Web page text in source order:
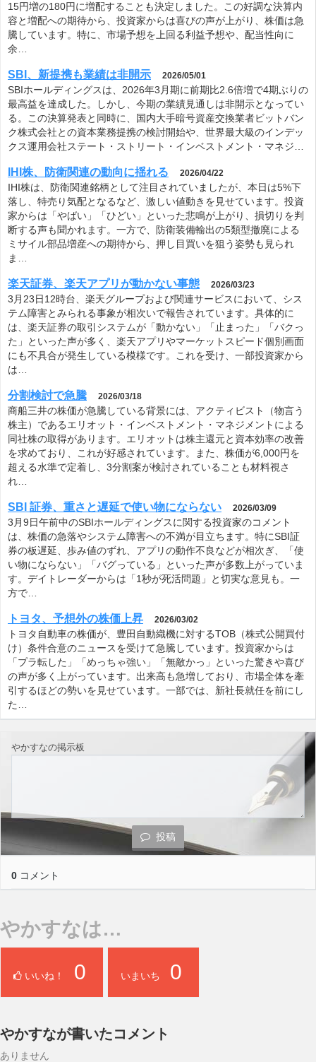
15円増の180円に増配することも決定しました。この好調な決算内
容と増配への期待から、投資家からは喜びの声が上がり、株価は急
騰しています。特に、市場予想を上回る利益予想や、配当性向に
余…
SBI、新提携も業績は非開示 2026/05/01
SBIホールディングスは、2026年3月期に前期比2.6倍増で4期ぶりの
最高益を達成した。しかし、今期の業績見通しは非開示となってい
る。この決算発表と同時に、国内大手暗号資産交換業者ビットバン
ク株式会社との資本業務提携の検討開始や、世界最大級のインデッ
クス運用会社ステート・ストリート・インベストメント・マネジ…
IHI株、防衛関連の動向に揺れる 2026/04/22
IHI株は、防衛関連銘柄として注目されていましたが、本日は5%下
落し、特売り気配となるなど、激しい値動きを見せています。投資
家からは「やばい」「ひどい」といった悲鳴が上がり、損切りを判
断する声も聞かれます。一方で、防衛装備輸出の5類型撤廃による
ミサイル部品増産への期待から、押し目買いを狙う姿勢も見られ
ま…
楽天証券、楽天アプリが動かない事態 2026/03/23
3月23日12時台、楽天グループおよび関連サービスにおいて、シス
テム障害とみられる事象が相次いで報告されています。具体的に
は、楽天証券の取引システムが「動かない」「止まった」「バクっ
た」といった声が多く、楽天アプリやマーケットスピード個別画面
にも不具合が発生している模様です。これを受け、一部投資家から
は…
分割検討で急騰 2026/03/18
商船三井の株価が急騰している背景には、アクティビスト（物言う
株主）であるエリオット・インベストメント・マネジメントによる
同社株の取得があります。エリオットは株主還元と資本効率の改善
を求めており、これが好感されています。また、株価が6,000円を
超える水準で定着し、3分割案が検討されていることも材料視さ
れ…
SBI 証券、重さと遅延で使い物にならない 2026/03/09
3月9日午前中のSBIホールディングスに関する投資家のコメント
は、株価の急落やシステム障害への不満が目立ちます。特にSBI証
券の板遅延、歩み値のずれ、アプリの動作不良などが相次ぎ、「使
い物にならない」「バグっている」といった声が多数上がっていま
す。デイトレーダーからは「1秒が死活問題」と切実な意見も。一
方で…
トヨタ、予想外の株価上昇 2026/03/02
トヨタ自動車の株価が、豊田自動織機に対するTOB（株式公開買付
け）条件合意のニュースを受けて急騰しています。投資家からは
「プラ転した」「めっちゃ強い」「無敵かっ」といった驚きや喜び
の声が多く上がっています。出来高も急増しており、市場全体を牽
引するほどの勢いを見せています。一部では、新社長就任を前にし
た…
やかすなの掲示板
投稿
0 コメント
やかすなは…
いいね！ 0 いまいち 0
やかすなが書いたコメント
ありません